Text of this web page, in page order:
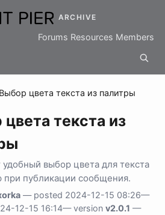
ARCHIVE
Forums Resources Members
Выбор цвета текста из палитры
текста из
удобный выбор цвета для текста
при публикации сообщения.
— posted 2024-12-15 08:26—
12-15 16:14— version v2.0.1 —